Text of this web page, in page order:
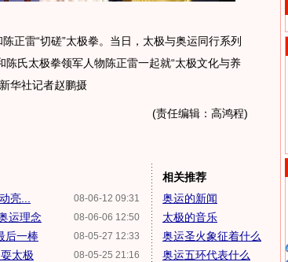
正雷“切磋”太极拳。当日，太极与奥运同行系列
氏太极拳领军人物陈正雷一起就“太极文化与养
华社记者赵鹏摄
(责任编辑：高鸿程)
08-06-12 09:31
亮...
08-06-06 12:50
运理念
08-05-27 12:33
后一棒
08-05-25 21:16
太极
相关推荐
奥运的新闻
太极的音乐
奥运圣火象征着什么
奥运五环代表什么